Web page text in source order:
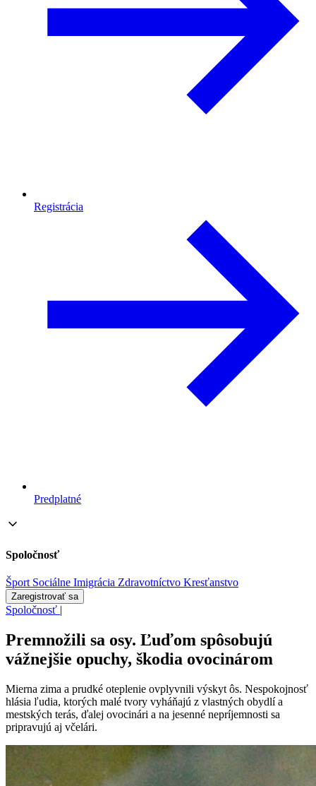
Registrácia
Predplatné
Spoločnosť
Šport Sociálne Imigrácia Zdravotníctvo Kresťanstvo
Zaregistrovať sa
Spoločnosť |
Premnožili sa osy. Ľuďom spôsobujú
vážnejšie opuchy, škodia ovocinárom
Mierna zima a prudké oteplenie ovplyvnili výskyt ôs. Nespokojnosť
hlásia ľudia, ktorých malé tvory vyháňajú z vlastných obydlí a
mestských terás, ďalej ovocinári a na jesenné nepríjemnosti sa
pripravujú aj včelári.